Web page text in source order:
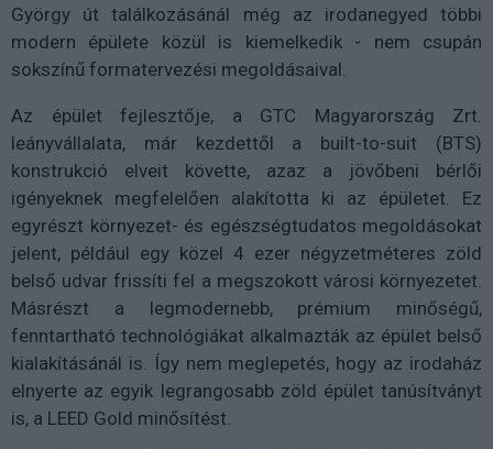
György út találkozásánál még az irodanegyed többi
modern épülete közül is kiemelkedik - nem csupán
sokszínű formatervezési megoldásaival.
Az épület fejlesztője, a GTC Magyarország Zrt.
leányvállalata, már kezdettől a built-to-suit (BTS)
konstrukció elveit követte, azaz a jövőbeni bérlői
igényeknek megfelelően alakította ki az épületet. Ez
egyrészt környezet- és egészségtudatos megoldásokat
jelent, például egy közel 4 ezer négyzetméteres zöld
belső udvar frissíti fel a megszokott városi környezetet.
Másrészt a legmodernebb, prémium minőségű,
fenntartható technológiákat alkalmazták az épület belső
kialakításánál is. Így nem meglepetés, hogy az irodaház
elnyerte az egyik legrangosabb zöld épület tanúsítványt
is, a LEED Gold minősítést.